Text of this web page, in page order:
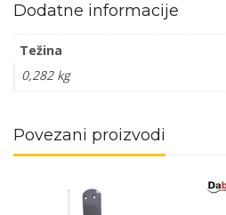
Dodatne informacije
Težina
0,282 kg
Povezani proizvodi